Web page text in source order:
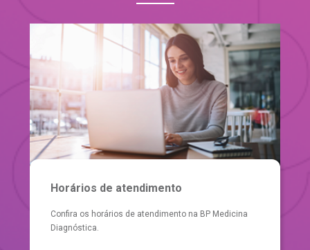
Horários de atendimento
Confira os horários de atendimento na BP Medicina
Diagnóstica.